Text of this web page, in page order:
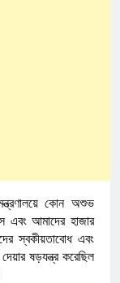
কোন অশুভ
এবং আমাদের হাজার
স্বকীয়তাবোধ এবং
ষড়যন্ত্র করেছিল